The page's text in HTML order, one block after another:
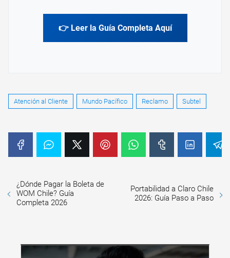
👉 Leer la Guía Completa Aquí
Atención al Cliente Mundo Pacífico Reclamo Subtel
¿Dónde Pagar la Boleta de
WOM Chile? Guía
Completa 2026
Portabilidad a Claro Chile
2026: Guía Paso a Paso